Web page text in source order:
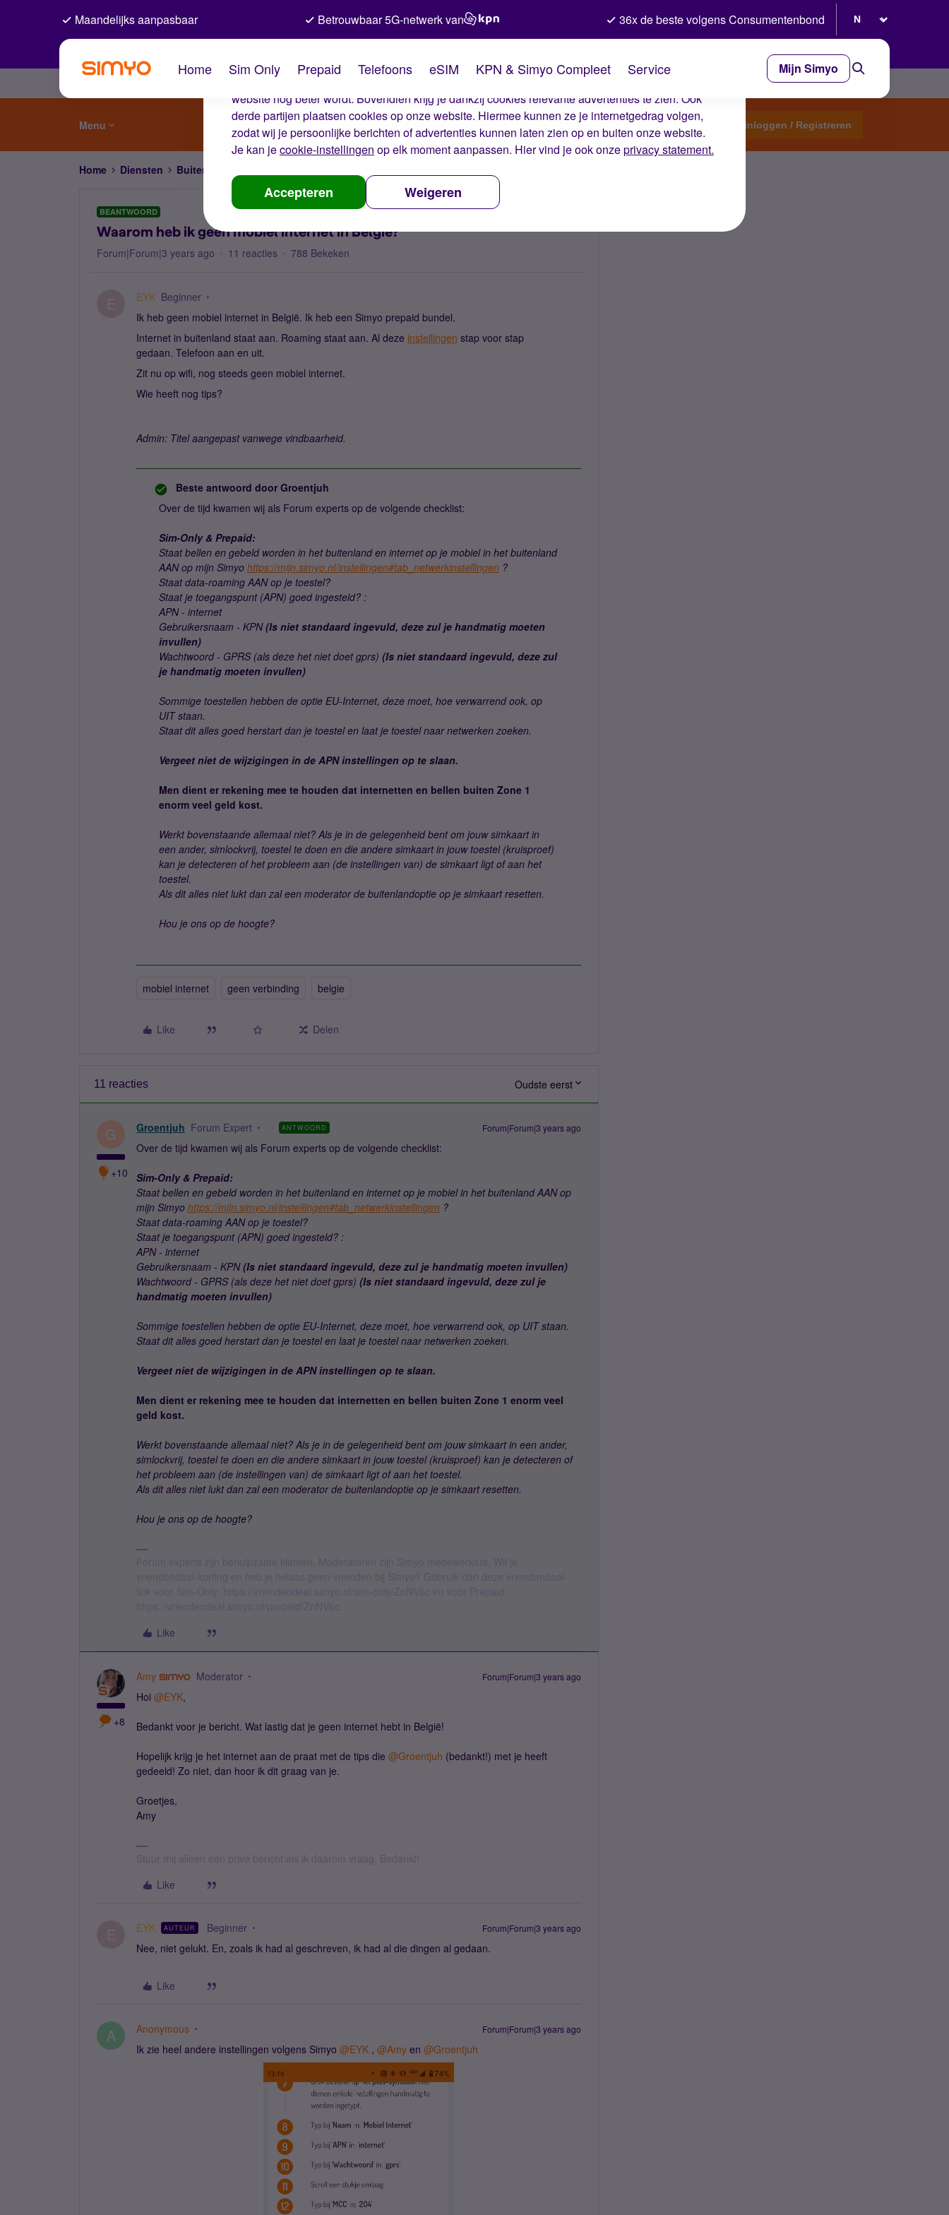
De cookies van Simyo
Wij gebruiken cookies op onze website. Met deze cookies zorgen wij ervoor dat je ervaring op de
website nog beter wordt. Bovendien krijg je dankzij cookies relevante advertenties te zien. Ook
derde partijen plaatsen cookies op onze website. Hiermee kunnen ze je internetgedrag volgen,
zodat wij je persoonlijke berichten of advertenties kunnen laten zien op en buiten onze website.
Je kan jecookie-instellingen op elk moment aanpassen. Hier vind je ook onzeprivacy statement.
Accepteren Weigeren
Maandelijks aanpasbaar Betrouwbaar 5G-netwerk van 36x de beste volgens Consumentenbond
Home Sim Only Prepaid Telefoons eSIM KPN & Simyo Compleet Service Mijn Simyo
Menu Start een topic Inloggen / Registreren
Home Diensten Buitenland
BEANTWOORD
Waarom heb ik geen mobiel internet in België?
Forum|Forum|3 years ago 11 reacties 788 Bekeken
EYK Beginner
Ik heb geen mobiel internet in België. Ik heb een Simyo prepaid bundel.
Internet in buitenland staat aan. Roaming staat aan. Al deze instellingen stap voor stap
gedaan. Telefoon aan en uit.
Zit nu op wifi, nog steeds geen mobiel internet.
Wie heeft nog tips?
Admin: Titel aangepast vanwege vindbaarheid.
Beste antwoord door Groentjuh
Over de tijd kwamen wij als Forum experts op de volgende checklist:
Sim-Only & Prepaid:
Staat bellen en gebeld worden in het buitenland en internet op je mobiel in het buitenland
AAN op mijn Simyo https://mijn.simyo.nl/instellingen#tab_netwerkinstellingen ?
Staat data-roaming AAN op je toestel?
Staat je toegangspunt (APN) goed ingesteld? :
APN - internet
Gebruikersnaam - KPN (Is niet standaard ingevuld, deze zul je handmatig moeten
invullen)
Wachtwoord - GPRS (als deze het niet doet gprs) (Is niet standaard ingevuld, deze zul
je handmatig moeten invullen)
Sommige toestellen hebben de optie EU-Internet, deze moet, hoe verwarrend ook, op
UIT staan.
Staat dit alles goed herstart dan je toestel en laat je toestel naar netwerken zoeken.
Vergeet niet de wijzigingen in de APN instellingen op te slaan.
Men dient er rekening mee te houden dat internetten en bellen buiten Zone 1
enorm veel geld kost.
Werkt bovenstaande allemaal niet? Als je in de gelegenheid bent om jouw simkaart in
een ander, simlockvrij, toestel te doen en die andere simkaart in jouw toestel (kruisproef)
kan je detecteren of het probleem aan (de instellingen van) de simkaart ligt of aan het
toestel.
Als dit alles niet lukt dan zal een moderator de buitenlandoptie op je simkaart resetten.
Hou je ons op de hoogte?
mobiel internet geen verbinding belgie
Like Delen
11 reacties Oudste eerst
G
+10
Groentjuh Forum Expert ANTWOORD Forum|Forum|3 years ago
Over de tijd kwamen wij als Forum experts op de volgende checklist:
Sim-Only & Prepaid:
Staat bellen en gebeld worden in het buitenland en internet op je mobiel in het buitenland AAN op
mijn Simyo https://mijn.simyo.nl/instellingen#tab_netwerkinstellingen ?
Staat data-roaming AAN op je toestel?
Staat je toegangspunt (APN) goed ingesteld? :
APN - internet
Gebruikersnaam - KPN (Is niet standaard ingevuld, deze zul je handmatig moeten invullen)
Wachtwoord - GPRS (als deze het niet doet gprs) (Is niet standaard ingevuld, deze zul je
handmatig moeten invullen)
Sommige toestellen hebben de optie EU-Internet, deze moet, hoe verwarrend ook, op UIT staan.
Staat dit alles goed herstart dan je toestel en laat je toestel naar netwerken zoeken.
Vergeet niet de wijzigingen in de APN instellingen op te slaan.
Men dient er rekening mee te houden dat internetten en bellen buiten Zone 1 enorm veel
geld kost.
Werkt bovenstaande allemaal niet? Als je in de gelegenheid bent om jouw simkaart in een ander,
simlockvrij, toestel te doen en die andere simkaart in jouw toestel (kruisproef) kan je detecteren of
het probleem aan (de instellingen van) de simkaart ligt of aan het toestel.
Als dit alles niet lukt dan zal een moderator de buitenlandoptie op je simkaart resetten.
Hou je ons op de hoogte?
Like
+8
Amy Moderator Forum|Forum|3 years ago
Hoi @EYK,
Bedankt voor je bericht. Wat lastig dat je geen internet hebt in België!
Hopelijk krijg je het internet aan de praat met de tips die @Groentjuh (bedankt!) met je heeft
gedeeld! Zo niet, dan hoor ik dit graag van je.
Groetjes,
Amy
Stuur mij alleen een privé bericht als ik daarom vraag. Bedankt!
Like
EYK AUTEUR Beginner Forum|Forum|3 years ago
Nee, niet gelukt. En, zoals ik had al geschreven, ik had al die dingen al gedaan.
Like
A Anonymous Forum|Forum|3 years ago
Ik zie heel andere instellingen volgens Simyo @EYK , @Amy en @Groentjuh